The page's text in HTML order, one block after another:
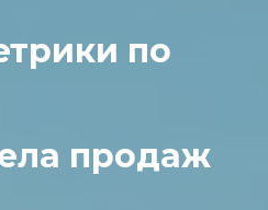
по
продаж